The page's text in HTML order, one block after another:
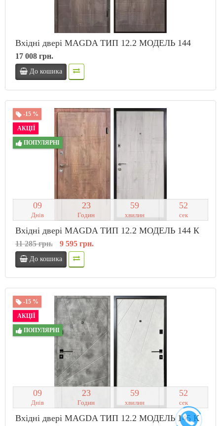
Вхідні двері MAGDA ТИП 12.2 МОДЕЛЬ 144
17 008 грн.
До кошика
-15 %
АКЦІЇ
ПОПУЛЯРНІ
09
Днів
23
Годин
59
хвилин
51
сек
Вхідні двері MAGDA ТИП 12.2 МОДЕЛЬ 144 К
11 285 грн. 9 595 грн.
До кошика
-15 %
АКЦІЇ
ПОПУЛЯРНІ
09
Днів
23
Годин
59
хвилин
51
сек
Вхідні двері MAGDA ТИП 12.2 МОДЕЛЬ 145 К